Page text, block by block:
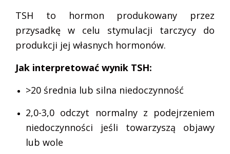
TSH to hormon produkowany przez
przysadkę w celu stymulacji tarczycy do
produkcji jej własnych hormonów.
Jak interpretować wynik TSH:
>20 średnia lub silna niedoczynność
2,0-3,0 odczyt normalny z podejrzeniem
niedoczynności jeśli towarzyszą objawy
lub wole